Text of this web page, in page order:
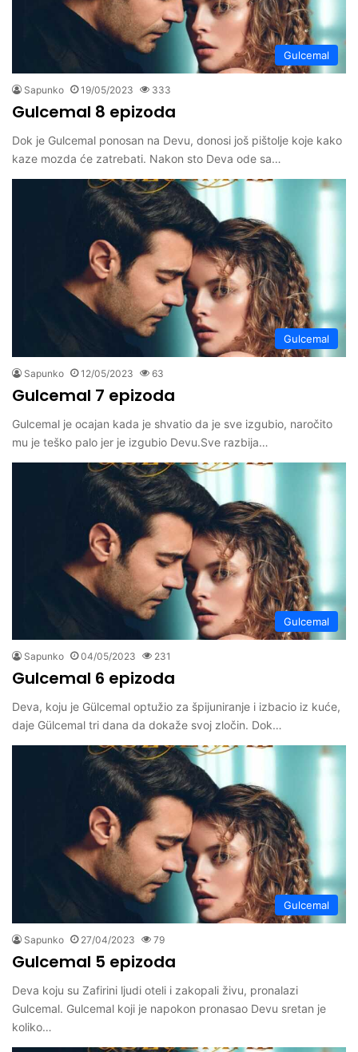
Gulcemal
Sapunko 19/05/2023 333
Gulcemal 8 epizoda
Dok je Gulcemal ponosan na Devu, donosi još pištolje koje kako
kaze mozda će zatrebati. Nakon sto Deva ode sa…
Gulcemal
Sapunko 12/05/2023 63
Gulcemal 7 epizoda
Gulcemal je ocajan kada je shvatio da je sve izgubio, naročito
mu je teško palo jer je izgubio Devu.Sve razbija…
Gulcemal
Sapunko 04/05/2023 231
Gulcemal 6 epizoda
Deva, koju je Gülcemal optužio za špijuniranje i izbacio iz kuće,
daje Gülcemal tri dana da dokaže svoj zločin. Dok…
Gulcemal
Sapunko 27/04/2023 79
Gulcemal 5 epizoda
Deva koju su Zafirini ljudi oteli i zakopali živu, pronalazi
Gulcemal. Gulcemal koji je napokon pronasao Devu sretan je
koliko…